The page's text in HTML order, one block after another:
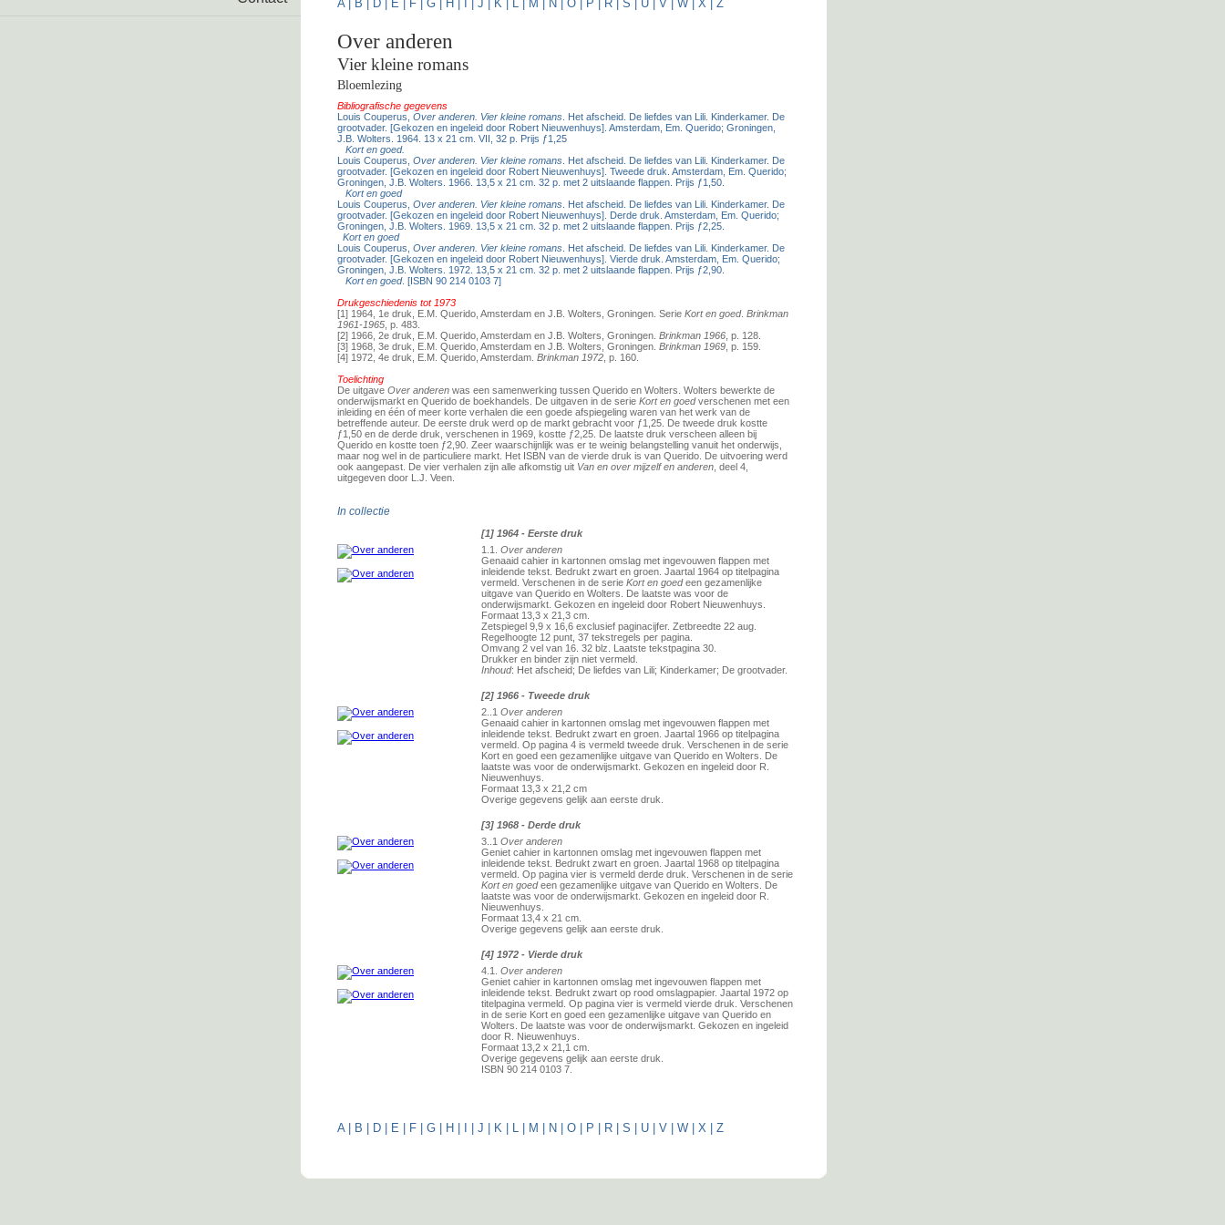
A| B D E F G H J K L M N O P R S U V W X Z
Over anderen
Vier kleine romans
Bloemlezing
Bibliografische gegevens
Louis Couperus, Over anderen. Vier kleine romans . Het afscheid. De liefdes van Lili. Kinderkamer. De
grootvader. [Gekozen en ingeleid door Robert Nieuwenhuys]. Amsterdam, Em. Querido; Groningen,
J.B. Wolters. 1964. 13 x 21 cm. VII, 32 p. Prijs ƒ1,25
Kort en goed.
Louis Couperus, Over anderen. Vier kleine romans . Het afscheid. De liefdes van Lili. Kinderkamer. De
grootvader. [Gekozen en ingeleid door Robert Nieuwenhuys]. Tweede druk. Amsterdam, Em. Querido;
Groningen, J.B. Wolters. 1966. 13,5 x 21 cm. 32 p. met 2 uitslaande flappen. Prijs ƒ1,50.
Kort en goed
Louis Couperus, Over anderen. Vier kleine romans . Het afscheid. De liefdes van Lili. Kinderkamer. De
grootvader. [Gekozen en ingeleid door Robert Nieuwenhuys]. Derde druk. Amsterdam, Em. Querido;
Groningen, J.B. Wolters. 1969. 13,5 x 21 cm. 32 p. met 2 uitslaande flappen. Prijs ƒ2,25.
Kort en goed
Louis Couperus, Over anderen. Vier kleine romans . Het afscheid. De liefdes van Lili. Kinderkamer. De
grootvader. [Gekozen en ingeleid door Robert Nieuwenhuys]. Vierde druk. Amsterdam, Em. Querido;
Groningen, J.B. Wolters. 1972. 13,5 x 21 cm. 32 p. met 2 uitslaande flappen. Prijs ƒ2,90.
Kort en goed. [ISBN 90 214 0103 7]
Drukgeschiedenis tot 1973
[1] 1964, 1e druk, E.M. Querido, Amsterdam en J.B. Wolters, Groningen. Serie Kort en goed. Brinkman
1961-1965 , p. 483.
[2] 1966, 2e druk, E.M. Querido, Amsterdam en J.B. Wolters, Groningen. Brinkman 1966 , p. 128.
[3] 1968, 3e druk, E.M. Querido, Amsterdam en J.B. Wolters, Groningen. Brinkman 1969 , p. 159.
[4] 1972, 4e druk, E.M. Querido, Amsterdam. Brinkman 1972 , p. 160.
Toelichting
De uitgave Over anderen was een samenwerking tussen Querido en Wolters. Wolters bewerkte de
onderwijsmarkt en Querido de boekhandels. De uitgaven in de serie Kort en goedverschenen met een
inleiding en één of meer korte verhalen die een goede afspiegeling waren van het werk van de
betreffende auteur. De eerste druk werd op de markt gebracht voor ƒ1,25. De tweede druk kostte
ƒ1,50 en de derde druk, verschenen in 1969, kostte ƒ2,25. De laatste druk verscheen alleen bij
Querido en kostte toen ƒ2,90. Zeer waarschijnlijk was er te weinig belangstelling vanuit het onderwijs,
maar nog wel in de particuliere markt. Het ISBN van de vierde druk is van Querido. De uitvoering werd
ook aangepast. De vier verhalen zijn alle afkomstig uit Van en over mijzelf en anderen , deel 4,
uitgegeven door L.J. Veen.
In collectie
[1] 1964 - Eerste druk
1.1. Over anderen
Genaaid cahier in kartonnen omslag met ingevouwen flappen met
inleidende tekst. Bedrukt zwart en groen. Jaartal 1964 op titelpagina
vermeld. Verschenen in de serie Kort en goedeen gezamenlijke
uitgave van Querido en Wolters. De laatste was voor de
onderwijsmarkt. Gekozen en ingeleid door Robert Nieuwenhuys.
Formaat 13,3 x 21,3 cm.
Zetspiegel 9,9 x 16,6 exclusief paginacijfer. Zetbreedte 22 aug.
Regelhoogte 12 punt, 37 tekstregels per pagina.
Omvang 2 vel van 16. 32 blz. Laatste tekstpagina 30.
Drukker en binder zijn niet vermeld.
Inhoud: Het afscheid; De liefdes van Lili; Kinderkamer; De grootvader.
[2] 1966 - Tweede druk
2..1 Over anderen
Genaaid cahier in kartonnen omslag met ingevouwen flappen met
inleidende tekst. Bedrukt zwart en groen. Jaartal 1966 op titelpagina
vermeld. Op pagina 4 is vermeld tweede druk. Verschenen in de serie
Kort en goed een gezamenlijke uitgave van Querido en Wolters. De
laatste was voor de onderwijsmarkt. Gekozen en ingeleid door R.
Nieuwenhuys.
Formaat 13,3 x 21,2 cm
Overige gegevens gelijk aan eerste druk.
[3] 1968 - Derde druk
3..1 Over anderen
Geniet cahier in kartonnen omslag met ingevouwen flappen met
inleidende tekst. Bedrukt zwart en groen. Jaartal 1968 op titelpagina
vermeld. Op pagina vier is vermeld derde druk. Verschenen in de serie
Kort en goedeen gezamenlijke uitgave van Querido en Wolters. De
laatste was voor de onderwijsmarkt. Gekozen en ingeleid door R.
Nieuwenhuys.
Formaat 13,4 x 21 cm.
Overige gegevens gelijk aan eerste druk.
[4] 1972 - Vierde druk
4.1. Over anderen
Geniet cahier in kartonnen omslag met ingevouwen flappen met
inleidende tekst. Bedrukt zwart op rood omslagpapier. Jaartal 1972 op
titelpagina vermeld. Op pagina vier is vermeld vierde druk. Verschenen
in de serie Kort en goed een gezamenlijke uitgave van Querido en
Wolters. De laatste was voor de onderwijsmarkt. Gekozen en ingeleid
door R. Nieuwenhuys.
Formaat 13,2 x 21,1 cm.
Overige gegevens gelijk aan eerste druk.
ISBN 90 214 0103 7.
A| B D E F G H J K L M N O P R S U V W X Z